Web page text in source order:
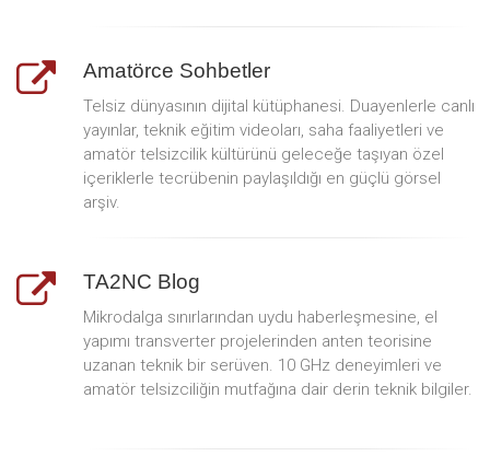
Amatörce Sohbetler
Telsiz dünyasının dijital kütüphanesi. Duayenlerle canlı
yayınlar, teknik eğitim videoları, saha faaliyetleri ve
amatör telsizcilik kültürünü geleceğe taşıyan özel
içeriklerle tecrübenin paylaşıldığı en güçlü görsel
arşiv.
TA2NC Blog
Mikrodalga sınırlarından uydu haberleşmesine, el
yapımı transverter projelerinden anten teorisine
uzanan teknik bir serüven. 10 GHz deneyimleri ve
amatör telsizciliğin mutfağına dair derin teknik bilgiler.